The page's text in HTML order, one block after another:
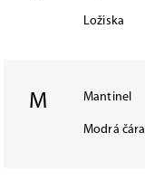
Ložiska
M Mantinel
Modrá čára